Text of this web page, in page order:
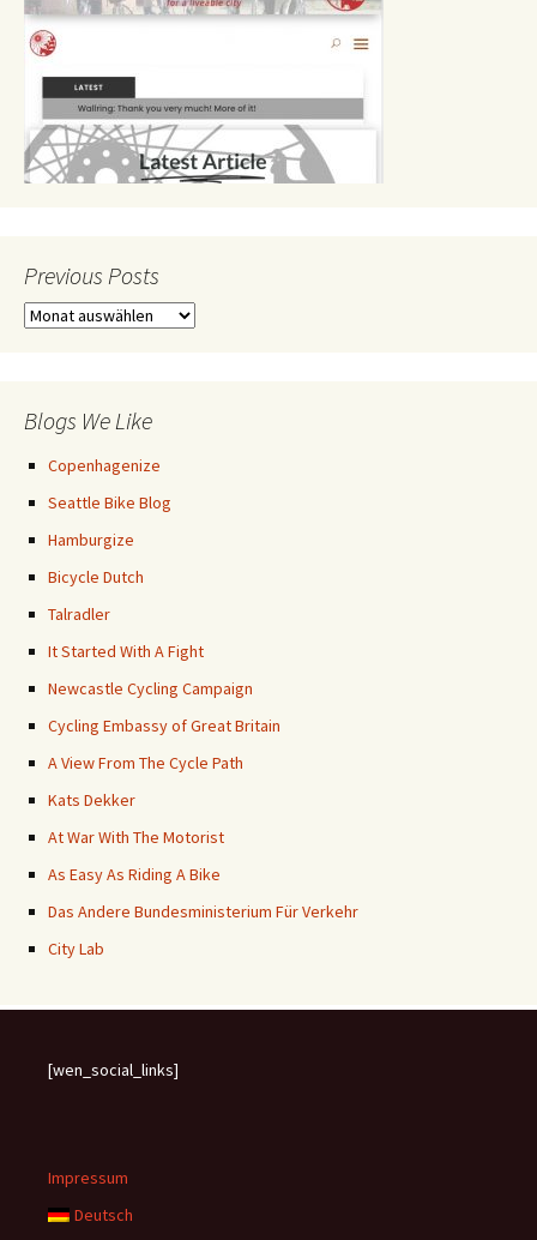
Previous Posts
Previous
Blogs We Like
Copenhagenize
Seattle Bike Blog
Hamburgize
Bicycle Dutch
Talradler
It Started With A Fight
Newcastle Cycling Campaign
Cycling Embassy of Great Britain
A View From The Cycle Path
Kats Dekker
At War With The Motorist
As Easy As Riding A Bike
Das Andere Bundesministerium Für Verkehr
City Lab
[wen_social_links]
Impressum
Deutsch